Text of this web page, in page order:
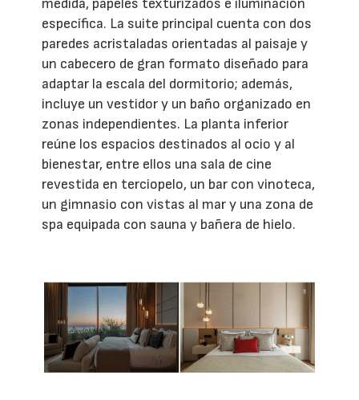
medida, papeles texturizados e iluminación
específica. La suite principal cuenta con dos
paredes acristaladas orientadas al paisaje y
un cabecero de gran formato diseñado para
adaptar la escala del dormitorio; además,
incluye un vestidor y un baño organizado en
zonas independientes. La planta inferior
reúne los espacios destinados al ocio y al
bienestar, entre ellos una sala de cine
revestida en terciopelo, un bar con vinoteca,
un gimnasio con vistas al mar y una zona de
spa equipada con sauna y bañera de hielo.